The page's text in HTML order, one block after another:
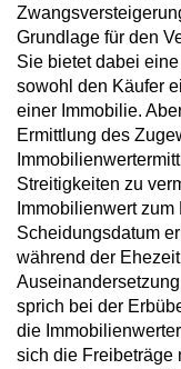
Grundlage für den
Sie bietet dabei
sowohl den Käufer
einer Immobilie.
Ermittlung des
Streitigkeiten zu
Immobilienwert
Scheidungsdatum
während der
sprich bei der
die
sich die Freibeträge